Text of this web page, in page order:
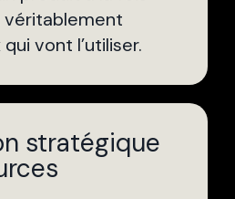
vont l’utiliser.
stratégique